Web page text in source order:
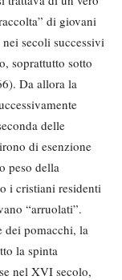
di giovani
secoli successivi
soprattutto sotto
Da allora la
delle
di esenzione
peso della
i cristiani residenti
“arruolati”.
dei pomacchi, la
la spinta
nel XVI secolo,